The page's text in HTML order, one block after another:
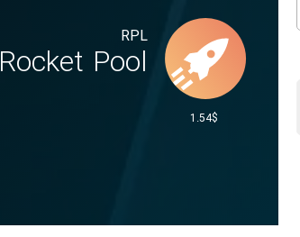
1.54$
RPL
Rocket Pool